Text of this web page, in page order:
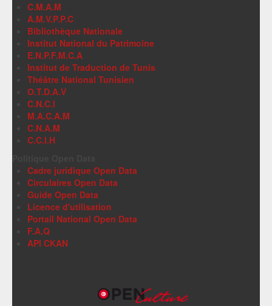
C.M.A.M
A.M.V.P.P.C
Bibliothèque Nationale
Institut National du Patrimoine
E.N.P.F.M.C.A
Institut de Traduction de Tunis
Théâtre National Tunisien
O.T.D.A.V
C.N.C.I
M.A.C.A.M
C.N.A.M
C.C.I.H
Cadre juridique Open Data
Circulaires Open Data
Guide Open Data
Licence d'utilisation
Portail National Open Data
F.A.Q
API CKAN